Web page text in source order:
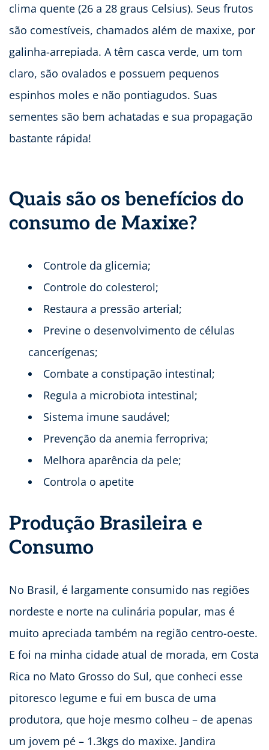
clima quente (26 a 28 graus Celsius). Seus frutos
são comestíveis, chamados além de maxixe, por
galinha-arrepiada. A têm casca verde, um tom
claro, são ovalados e possuem pequenos
espinhos moles e não pontiagudos. Suas
sementes são bem achatadas e sua propagação
bastante rápida!
Quais são os benefícios do
consumo de Maxixe?
Controle da glicemia;
Controle do colesterol;
Restaura a pressão arterial;
Previne o desenvolvimento de células
cancerígenas;
Combate a constipação intestinal;
Regula a microbiota intestinal;
Sistema imune saudável;
Prevenção da anemia ferropriva;
Melhora aparência da pele;
Controla o apetite
Produção Brasileira e
Consumo
No Brasil, é largamente consumido nas regiões
nordeste e norte na culinária popular, mas é
muito apreciada também na região centro-oeste.
E foi na minha cidade atual de morada, em Costa
Rica no Mato Grosso do Sul, que conheci esse
pitoresco legume e fui em busca de uma
produtora, que hoje mesmo colheu – de apenas
um jovem pé – 1.3kgs do maxixe. Jandira